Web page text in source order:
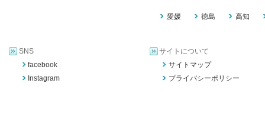
愛媛 徳島 高知
SNS
facebook
Instagram
サイトについて
サイトマップ
プライバシーポリシー